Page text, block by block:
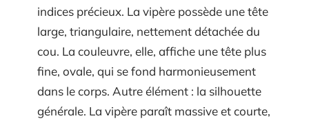
indices précieux. La vipère possède une tête
large, triangulaire, nettement détachée du
cou. La couleuvre, elle, affiche une tête plus
fine, ovale, qui se fond harmonieusement
dans le corps. Autre élément : la silhouette
générale. La vipère paraît massive et courte,